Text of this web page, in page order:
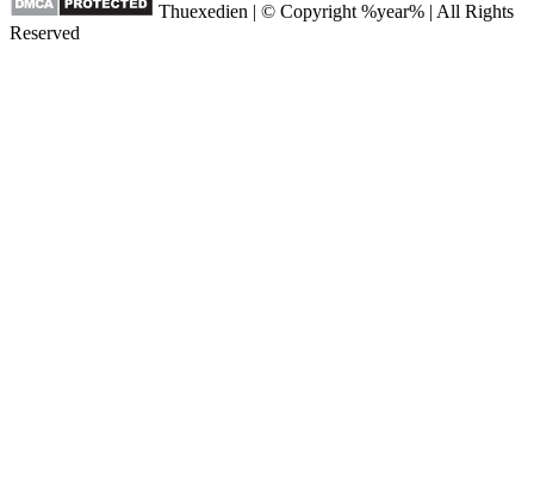
Thuexedien | © Copyright %year% | All Rights
Reserved